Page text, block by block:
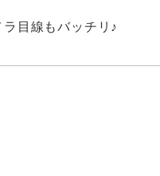
目線もバッチリ♪